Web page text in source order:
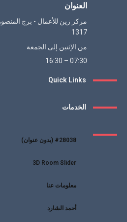
العنوان
1317
من الإثنين إلى الجمعة
07:30 – 16:30
Quick Links
الخدمات
#28038 (بدون عنوان)
3D Room Slider
معلومات عنا
أحمد الشارد